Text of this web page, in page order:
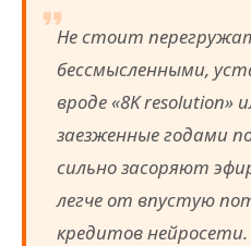
Не стоит
бессмысленными,
вроде «8K resolution»
заезженные годами
сильно засоряют
легче от впустую
кредитов нейросети.